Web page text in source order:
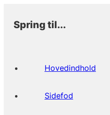
Spring til...
Hovedindhold
Sidefod